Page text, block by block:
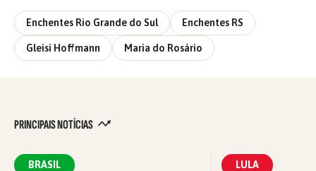
Enchentes Rio Grande do Sul Enchentes RS
Gleisi Hoffmann Maria do Rosário
PRINCIPAIS NOTÍCIAS
BRASIL LULA